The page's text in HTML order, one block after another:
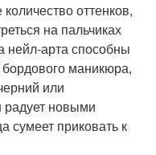
оттенков,
на пальчиках
нейл-арта способны
маникюра,
или
радует новыми
сумеет приковать к